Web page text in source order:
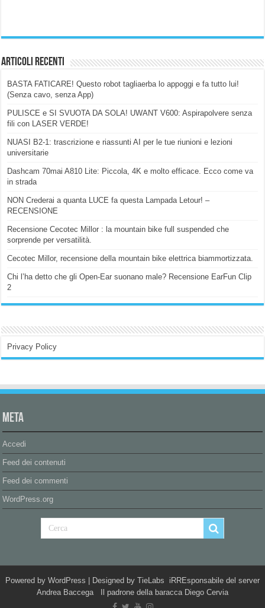
Articoli Recenti
BASTA FATICARE! Questo robot tagliaerba lo appoggi e fa tutto lui!
(Senza cavo, senza App)
PULISCE e SI SVUOTA DA SOLA! UWANT V600: Aspirapolvere senza
fili con LASER VERDE!
NUASI B2-1: trascrizione e riassunti AI per le tue riunioni e lezioni
universitarie
Dashcam 70mai A810 Lite: Piccola, 4K e molto efficace. Ecco come va
in strada
NON Crederai a quanta LUCE fa questa Lampada Letour! –
RECENSIONE
Recensione Cecotec Millor : la mountain bike full suspended che
sorprende per versatilità.
Cecotec Millor, recensione della mountain bike elettrica biammortizzata.
Chi l’ha detto che gli Open-Ear suonano male? Recensione EarFun Clip
2
Privacy Policy
Meta
Accedi
Feed dei contenuti
Feed dei commenti
WordPress.org
Powered by WordPress | Designed by TieLabs iRREsponsabile del server
Andrea Baccega Il padrone della baracca Diego Cervia